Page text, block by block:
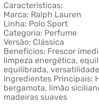
Características:
Marca: Ralph Lauren
Linha: Polo Sport
Categoria: Perfume
Versão: Clássica
Benefícios: Frescor
limpeza energética,
equilibrada,
Ingredientes Principais:
bergamota, limão
madeiras suaves